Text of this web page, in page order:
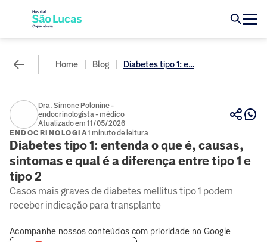
Home Blog Diabetes tipo 1: e...
Dra. Simone Polonine -
endocrinologista - médico
Atualizado em 11/05/2026
ENDOCRINOLOGIA1 minuto de leitura
Diabetes tipo 1: entenda o que é, causas,
sintomas e qual é a diferença entre tipo 1 e
tipo 2
Casos mais graves de diabetes mellitus tipo 1 podem
receber indicação para transplante
Acompanhe nossos conteúdos com prioridade no Google